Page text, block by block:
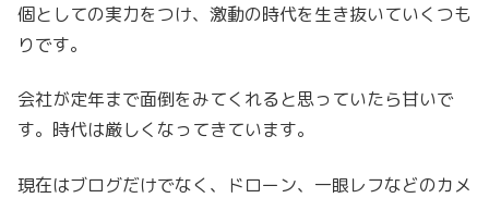
個としての実力をつけ、激動の時代を生き抜いていくつも
りです。
会社が定年まで面倒をみてくれると思っていたら甘いで
す。時代は厳しくなってきています。
現在はブログだけでなく、ドローン、一眼レフなどのカメ